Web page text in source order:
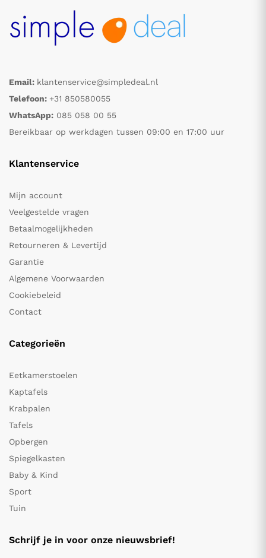
Email: klantenservice@simpledeal.nl
Telefoon: +31 850580055
WhatsApp: 085 058 00 55
Bereikbaar op werkdagen tussen 09:00 en 17:00 uur
Klantenservice
Mijn account
Veelgestelde vragen
Betaalmogelijkheden
Retourneren & Levertijd
Garantie
Algemene Voorwaarden
Cookiebeleid
Contact
Categorieën
Eetkamerstoelen
Kaptafels
Krabpalen
Tafels
Opbergen
Spiegelkasten
Baby & Kind
Sport
Tuin
Schrijf je in voor onze nieuwsbrief!